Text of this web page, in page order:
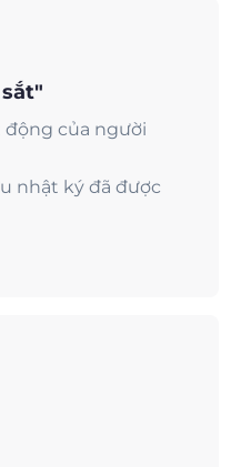
của người
nhật ký đã được